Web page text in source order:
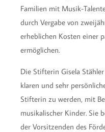
Familien mit Musik-
durch Vergabe von
erheblichen Kosten einer
ermöglichen.
Die Stifterin Gisela
klaren und sehr
Stifterin zu werden, mit
musikalischer Kinder. Sie
der Vorsitzenden des